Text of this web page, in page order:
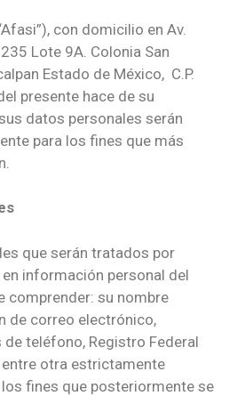
con domicilio en Av.
Lote 9A. Colonia San
Estado de México, C.P.
presente hace de su
datos personales serán
para los fines que más
que serán tratados por
información personal del
comprender: su nombre
de correo electrónico,
teléfono, Registro Federal
otra estrictamente
fines que posteriormente se